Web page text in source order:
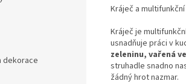
dekorace
Kráječ a
Kráječ je
usnadňuje práci v
zeleninu, vařená
struhadle snadno
žádný hrot nazmar.